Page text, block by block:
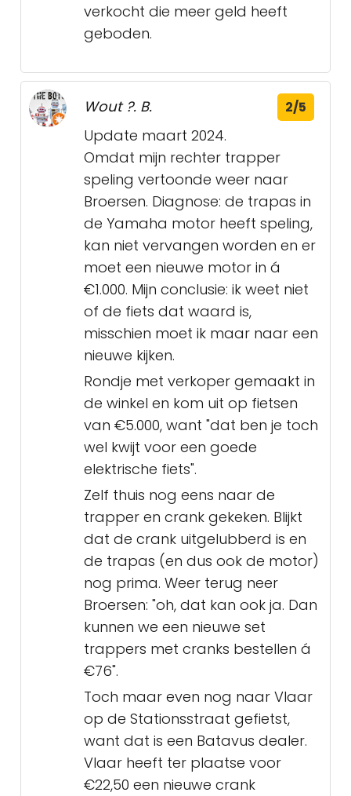
verkocht die meer geld heeft
geboden.
Wout ?. B. 2/5
Update maart 2024.
Omdat mijn rechter trapper
speling vertoonde weer naar
Broersen. Diagnose: de trapas in
de Yamaha motor heeft speling,
kan niet vervangen worden en er
moet een nieuwe motor in á
€1.000. Mijn conclusie: ik weet niet
of de fiets dat waard is,
misschien moet ik maar naar een
nieuwe kijken.
Rondje met verkoper gemaakt in
de winkel en kom uit op fietsen
van €5.000, want "dat ben je toch
wel kwijt voor een goede
elektrische fiets".
Zelf thuis nog eens naar de
trapper en crank gekeken. Blijkt
dat de crank uitgelubberd is en
de trapas (en dus ook de motor)
nog prima. Weer terug neer
Broersen: "oh, dat kan ook ja. Dan
kunnen we een nieuwe set
trappers met cranks bestellen á
€76".
Toch maar even nog naar Vlaar
op de Stationsstraat gefietst,
want dat is een Batavus dealer.
Vlaar heeft ter plaatse voor
€22,50 een nieuwe crank